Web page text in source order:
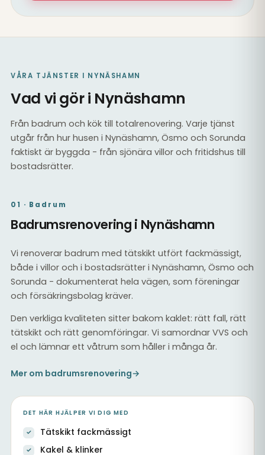
VÅRA TJÄNSTER I NYNÄSHAMN
Vad vi gör i Nynäshamn
Från badrum och kök till totalrenovering. Varje tjänst
utgår från hur husen i Nynäshamn, Ösmo och Sorunda
faktiskt är byggda - från sjönära villor och fritidshus till
bostadsrätter.
01 · Badrum
Badrumsrenovering i Nynäshamn
Vi renoverar badrum med tätskikt utfört fackmässigt,
både i villor och i bostadsrätter i Nynäshamn, Ösmo och
Sorunda - dokumenterat hela vägen, som föreningar
och försäkringsbolag kräver.
Den verkliga kvaliteten sitter bakom kaklet: rätt fall, rätt
tätskikt och rätt genomföringar. Vi samordnar VVS och
el och lämnar ett våtrum som håller i många år.
Mer om badrumsrenovering→
DET HÄR HJÄLPER VI DIG MED
Tätskikt fackmässigt
Kakel & klinker